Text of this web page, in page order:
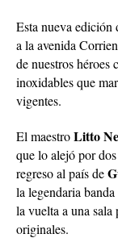
Esta nueva edición
a la avenida
de nuestros héroes
inoxidables que
vigentes.
El maestroLitto
que lo alejó por
regreso al país de
la legendaria banda
la vuelta a una
originales.